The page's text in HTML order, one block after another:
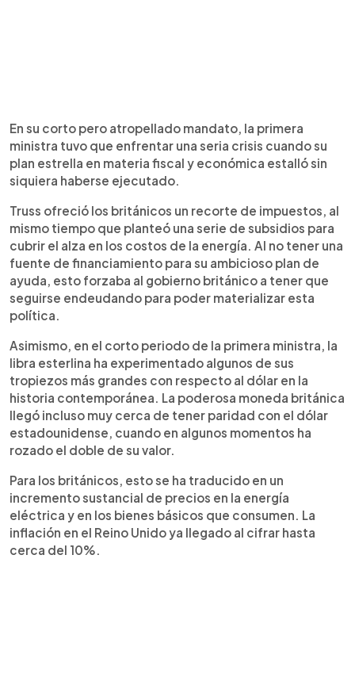
En su corto pero atropellado mandato, la primera
ministra tuvo que enfrentar una seria crisis cuando su
plan estrella en materia fiscal y económica estalló sin
siquiera haberse ejecutado.
Truss ofreció los británicos un recorte de impuestos, al
mismo tiempo que planteó una serie de subsidios para
cubrir el alza en los costos de la energía. Al no tener una
fuente de financiamiento para su ambicioso plan de
ayuda, esto forzaba al gobierno británico a tener que
seguirse endeudando para poder materializar esta
política.
Asimismo, en el corto periodo de la primera ministra, la
libra esterlina ha experimentado algunos de sus
tropiezos más grandes con respecto al dólar en la
historia contemporánea. La poderosa moneda británica
llegó incluso muy cerca de tener paridad con el dólar
estadounidense, cuando en algunos momentos ha
rozado el doble de su valor.
Para los británicos, esto se ha traducido en un
incremento sustancial de precios en la energía
eléctrica y en los bienes básicos que consumen. La
inflación en el Reino Unido ya llegado al cifrar hasta
cerca del 10%.